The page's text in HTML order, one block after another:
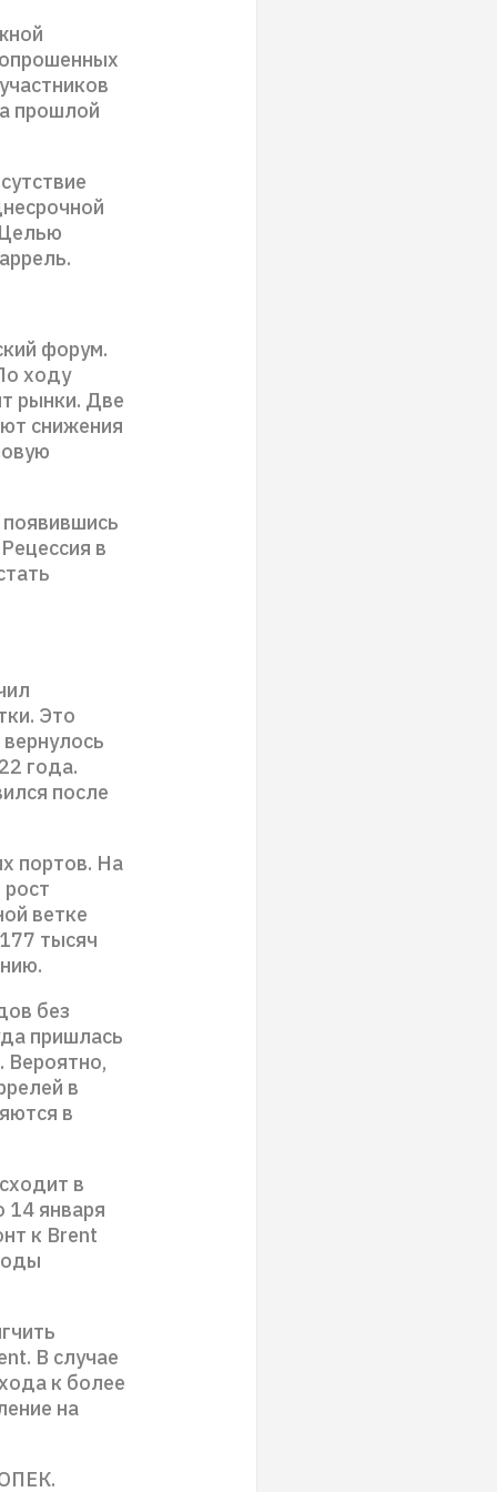
прошлой
форум.
ходу
рынки. Две
снижения
в
Это
года.
после
портов. На
ветке
тысяч
без
пришлась
Вероятно,
в
в
в
января
к Brent
В случае
к более
на